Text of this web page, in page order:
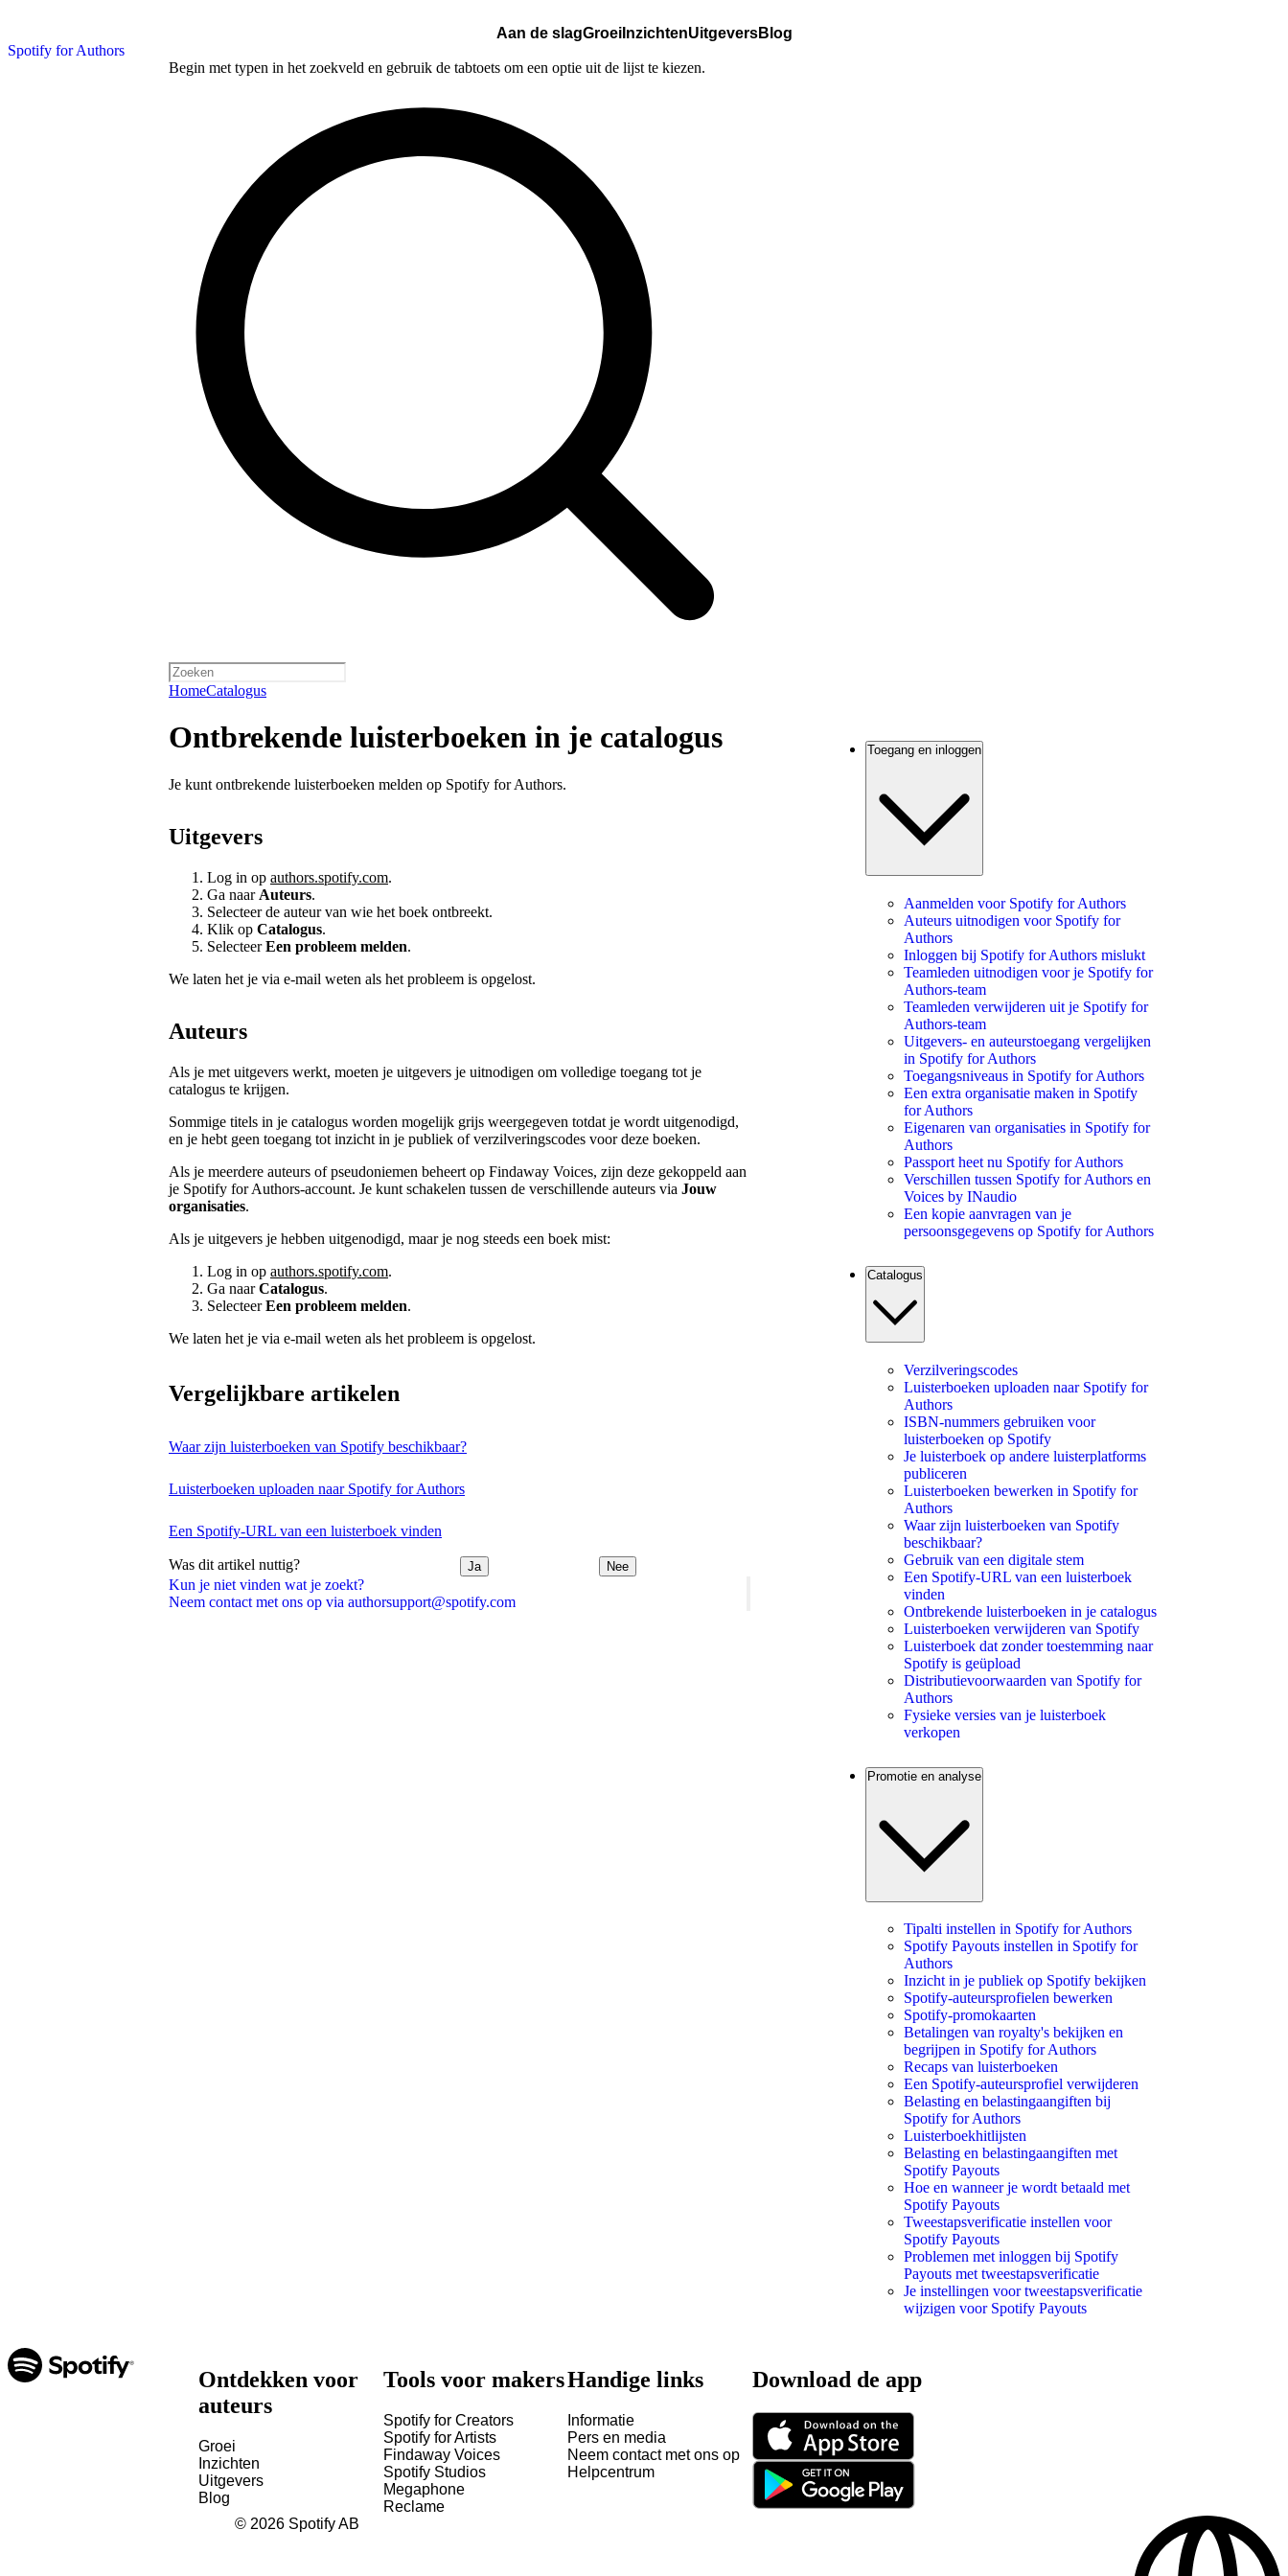
Spotify for Authors
Aan de slagGroeiInzichtenUitgeversBlog
Begin met typen in het zoekveld en gebruik de tabtoets om een optie uit de lijst te kiezen.
HomeCatalogus
Kun je niet vinden wat je zoekt?
Neem contact met ons op via authorsupport@spotify.com
Ontbrekende luisterboeken in je catalogus
Je kunt ontbrekende luisterboeken melden op Spotify for Authors.
Uitgevers
Log in op authors.spotify.com.
Ga naar Auteurs.
Selecteer de auteur van wie het boek ontbreekt.
Klik op Catalogus.
SelecteerEen probleem melden.
We laten het je via e-mail weten als het probleem is opgelost.
Auteurs
Als je met uitgevers werkt, moeten je uitgevers je uitnodigen om volledige toegang tot je
catalogus te krijgen.
Sommige titels in je catalogus worden mogelijk grijs weergegeven totdat je wordt uitgenodigd,
en je hebt geen toegang tot inzicht in je publiek of verzilveringscodes voor deze boeken.
Als je meerdere auteurs of pseudoniemen beheert op Findaway Voices, zijn deze gekoppeld aan
je Spotify for Authors-account. Je kunt schakelen tussen de verschillende auteurs via Jouw
organisaties.
Als je uitgevers je hebben uitgenodigd, maar je nog steeds een boek mist:
Log in op authors.spotify.com.
Ga naarCatalogus.
SelecteerEen probleem melden.
We laten het je via e-mail weten als het probleem is opgelost.
Vergelijkbare artikelen
Waar zijn luisterboeken van Spotify beschikbaar?
Luisterboeken uploaden naar Spotify for Authors
Een Spotify-URL van een luisterboek vinden
Was dit artikel nuttig? Ja Nee
Toegang en inloggen
Aanmelden voor Spotify for Authors
Auteurs uitnodigen voor Spotify for
Authors
Inloggen bij Spotify for Authors mislukt
Teamleden uitnodigen voor je Spotify for
Authors-team
Teamleden verwijderen uit je Spotify for
Authors-team
Uitgevers- en auteurstoegang vergelijken
in Spotify for Authors
Toegangsniveaus in Spotify for Authors
Een extra organisatie maken in Spotify
for Authors
Eigenaren van organisaties in Spotify for
Authors
Passport heet nu Spotify for Authors
Verschillen tussen Spotify for Authors en
Voices by INaudio
Een kopie aanvragen van je
persoonsgegevens op Spotify for Authors
Catalogus
Verzilveringscodes
Luisterboeken uploaden naar Spotify for
Authors
ISBN-nummers gebruiken voor
luisterboeken op Spotify
Je luisterboek op andere luisterplatforms
publiceren
Luisterboeken bewerken in Spotify for
Authors
Waar zijn luisterboeken van Spotify
beschikbaar?
Gebruik van een digitale stem
Een Spotify-URL van een luisterboek
vinden
Ontbrekende luisterboeken in je catalogus
Luisterboeken verwijderen van Spotify
Luisterboek dat zonder toestemming naar
Spotify is geüpload
Distributievoorwaarden van Spotify for
Authors
Fysieke versies van je luisterboek
verkopen
Promotie en analyse
Tipalti instellen in Spotify for Authors
Spotify Payouts instellen in Spotify for
Authors
Inzicht in je publiek op Spotify bekijken
Spotify-auteursprofielen bewerken
Spotify-promokaarten
Betalingen van royalty's bekijken en
begrijpen in Spotify for Authors
Recaps van luisterboeken
Een Spotify-auteursprofiel verwijderen
Belasting en belastingaangiften bij
Spotify for Authors
Luisterboekhitlijsten
Belasting en belastingaangiften met
Spotify Payouts
Hoe en wanneer je wordt betaald met
Spotify Payouts
Tweestapsverificatie instellen voor
Spotify Payouts
Problemen met inloggen bij Spotify
Payouts met tweestapsverificatie
Je instellingen voor tweestapsverificatie
wijzigen voor Spotify Payouts
Ontdekken voor
auteurs
Groei
Inzichten
Uitgevers
Blog
Tools voor makers
Spotify for Creators
Spotify for Artists
Findaway Voices
Spotify Studios
Megaphone
Reclame
Handige links
Informatie
Pers en media
Neem contact met ons op
Helpcentrum
Download de app
© 2026 Spotify AB